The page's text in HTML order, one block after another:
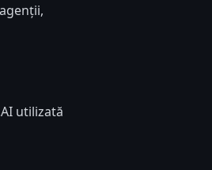
utilizată